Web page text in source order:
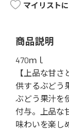
マイリスト
商品説明
470ｍｌ
【上品な甘
供するぶどう
ぶどう果汁を
付与。上品な
味わいを楽し